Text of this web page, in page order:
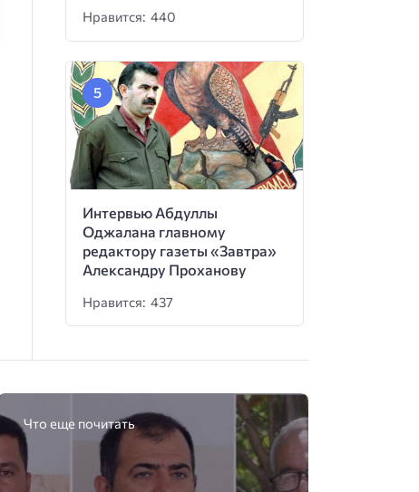
Нравится: 440
Интервью Абдуллы
Оджалана главному
редактору газеты «Завтра»
Александру Проханову
Нравится: 437
Что еще почитать